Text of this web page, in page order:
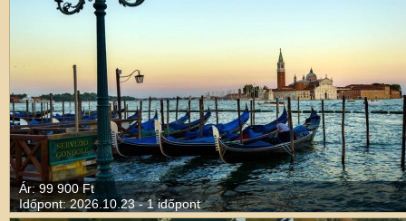
Ár: 99 900 Ft
Időpont: 2026.10.23 - 1 időpont